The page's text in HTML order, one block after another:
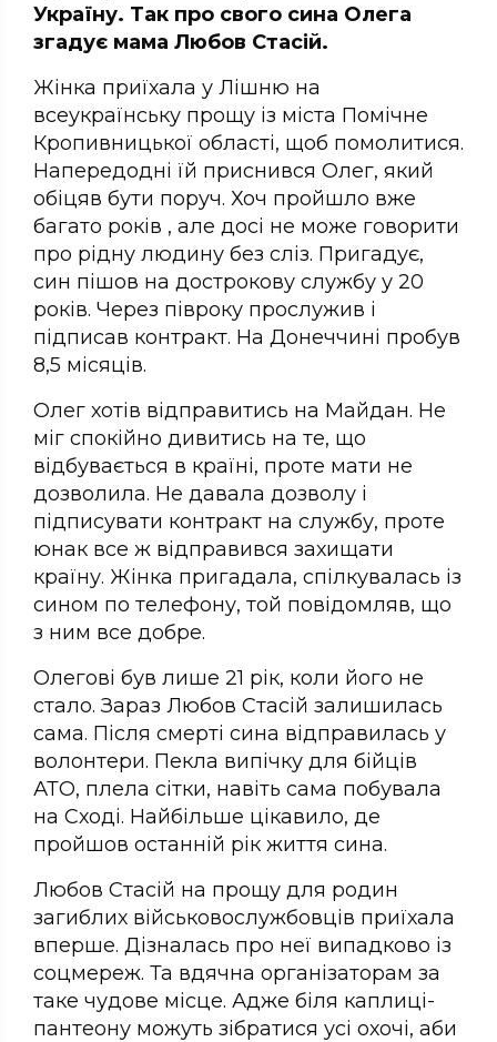
Україну. Так про свого сина Олега
згадує мама Любов Стасій.
Жінка приїхала у Лішню на
всеукраїнську прощу із міста Помічне
Кропивницької області, щоб помолитися.
Напередодні їй приснився Олег, який
обіцяв бути поруч. Хоч пройшло вже
багато років , але досі не може говорити
про рідну людину без сліз. Пригадує,
син пішов на дострокову службу у 20
років. Через півроку прослужив і
підписав контракт. На Донеччині пробув
8,5 місяців.
Олег хотів відправитись на Майдан. Не
міг спокійно дивитись на те, що
відбувається в країні, проте мати не
дозволила. Не давала дозволу і
підписувати контракт на службу, проте
юнак все ж відправився захищати
країну. Жінка пригадала, спілкувалась із
сином по телефону, той повідомляв, що
з ним все добре.
Олегові був лише 21 рік, коли його не
стало. Зараз Любов Стасій залишилась
сама. Після смерті сина відправилась у
волонтери. Пекла випічку для бійців
АТО, плела сітки, навіть сама побувала
на Сході. Найбільше цікавило, де
пройшов останній рік життя сина.
Любов Стасій на прощу для родин
загиблих військовослужбовців приїхала
вперше. Дізналась про неї випадково із
соцмереж. Та вдячна організаторам за
таке чудове місце. Адже біля каплиці-
пантеону можуть зібратися усі охочі, аби